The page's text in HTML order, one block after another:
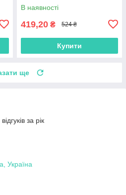
В наявності
419,20 ₴ 524 ₴
Купити
ще
за рік
Україна